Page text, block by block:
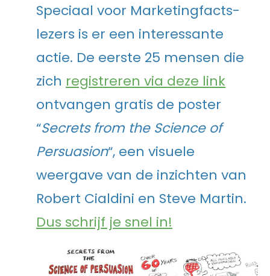
Speciaal voor Marketingfacts-
lezers is er een interessante
actie. De eerste 25 mensen die
zich registreren via deze link
ontvangen gratis de poster
“Secrets from the Science of
Persuasion“, een visuele
weergave van de inzichten van
Robert Cialdini en Steve Martin.
Dus schrijf je snel in!